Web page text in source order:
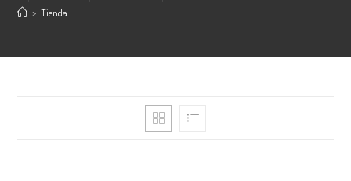
> Tienda